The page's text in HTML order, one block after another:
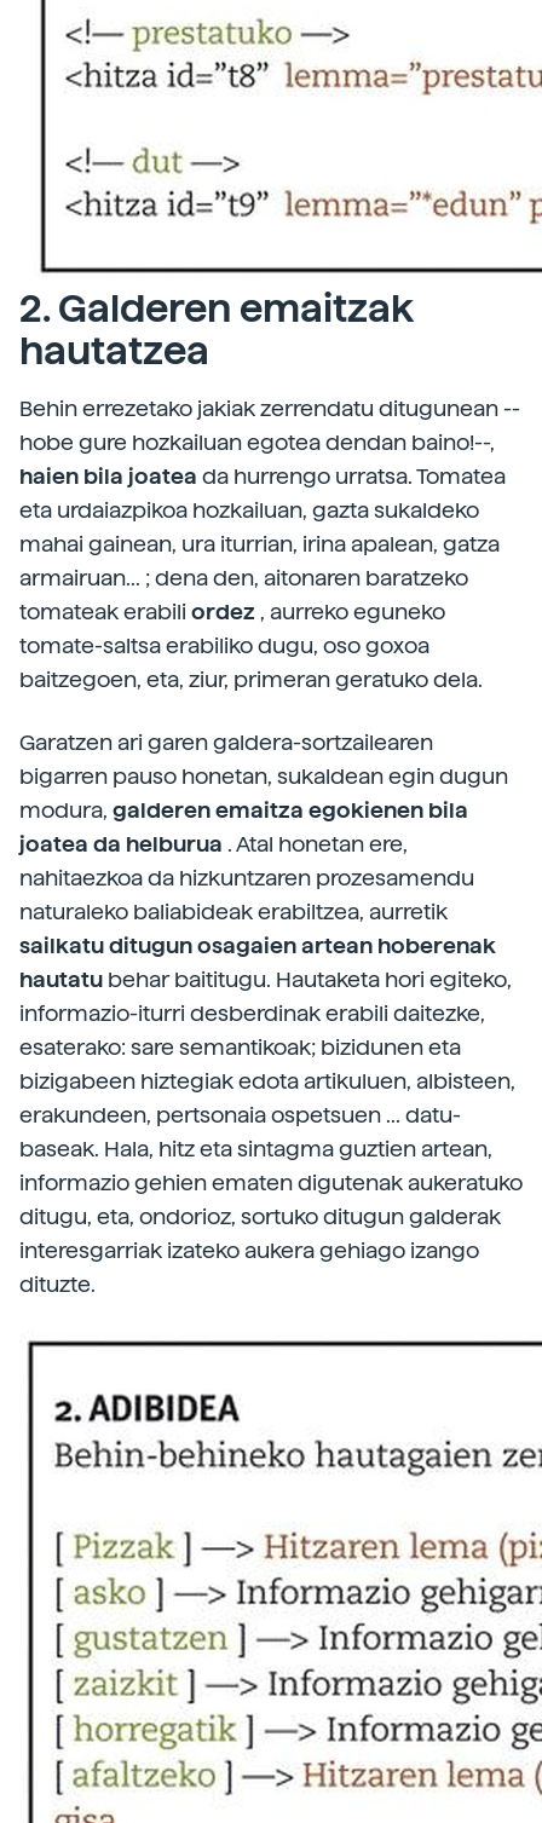
2. Galderen emaitzak
hautatzea
Behin errezetako jakiak zerrendatu ditugunean --
hobe gure hozkailuan egotea dendan baino!--,
haien bila joatea da hurrengo urratsa. Tomatea
eta urdaiazpikoa hozkailuan, gazta sukaldeko
mahai gainean, ura iturrian, irina apalean, gatza
armairuan... ; dena den, aitonaren baratzeko
tomateak erabiliordez , aurreko eguneko
tomate-saltsa erabiliko dugu, oso goxoa
baitzegoen, eta, ziur, primeran geratuko dela.
Garatzen ari garen galdera-sortzailearen
bigarren pauso honetan, sukaldean egin dugun
modura, galderen emaitza egokienen bila
joatea da helburua . Atal honetan ere,
nahitaezkoa da hizkuntzaren prozesamendu
naturaleko baliabideak erabiltzea, aurretik
sailkatu ditugun osagaien artean hoberenak
hautatu behar baititugu. Hautaketa hori egiteko,
informazio-iturri desberdinak erabili daitezke,
esaterako: sare semantikoak; bizidunen eta
bizigabeen hiztegiak edota artikuluen, albisteen,
erakundeen, pertsonaia ospetsuen ... datu-
baseak. Hala, hitz eta sintagma guztien artean,
informazio gehien ematen digutenak aukeratuko
ditugu, eta, ondorioz, sortuko ditugun galderak
interesgarriak izateko aukera gehiago izango
dituzte.